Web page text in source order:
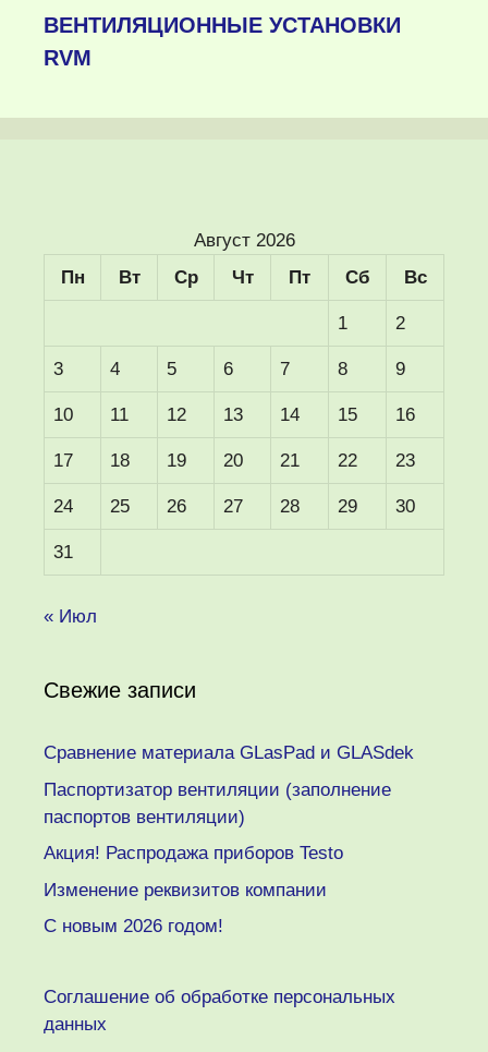
ВЕНТИЛЯЦИОННЫЕ УСТАНОВКИ
RVM
Август 2026
Пн
Вт Ср Чт Пт Сб Вс
1 2
3 4 5 6 7 8 9
10 11 12 13 14 15 16
17 18 19 20 21 22 23
24 25 26 27 28 29 30
31
« Июл
Свежие записи
Сравнение материала GLasPad и GLASdek
Паспортизатор вентиляции (заполнение
паспортов вентиляции)
Акция! Распродажа приборов Testo
Изменение реквизитов компании
C новым 2026 годом!
Соглашение об обработке персональных
данных